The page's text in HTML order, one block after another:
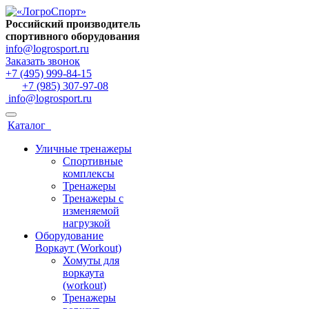
Российский производитель
спортивного оборудования
info@logrosport.ru
Заказать звонок
+7 (495) 999-84-15
+7 (985) 307-97-08
info@logrosport.ru
Каталог
Уличные тренажеры
Спортивные
комплексы
Тренажеры
Тренажеры с
изменяемой
нагрузкой
Оборудование
Воркаут (Workout)
Хомуты для
воркаута
(workout)
Тренажеры